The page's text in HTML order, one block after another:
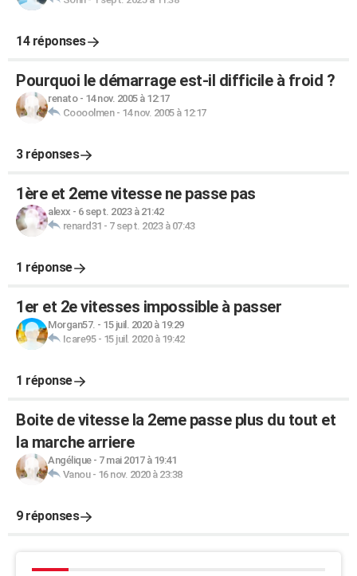
14 réponses
Pourquoi le démarrage est-il difficile à froid ?
renato- 14 nov. 2005 à 12:17
Coooolmen- 14 nov. 2005 à 12:17
3 réponses
1ère et 2eme vitesse ne passe pas
alexx - 6 sept. 2023 à 21:42
renard31 - 7 sept. 2023 à 07:43
1 réponse
1er et 2e vitesses impossible à passer
Morgan57. - 15 juil. 2020 à 19:29
Icare95- 15 juil. 2020 à 19:42
1 réponse
Boite de vitesse la 2eme passe plus du tout et
la marche arriere
Angélique- 7 mai 2017 à 19:41
Vanou- 16 nov. 2020 à 23:38
9 réponses